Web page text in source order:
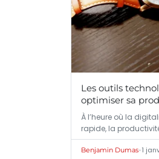
Les outils
optimiser sa
À l’heure où la
rapide, la
Benjamin Dumas•1